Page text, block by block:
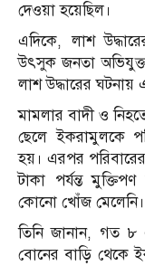
দেওয়া হয়েছিল।
এদিকে, লাশ
উৎসুক জনতা
লাশ উদ্ধারের ঘটনায়
মামলার বাদী ও
ছেলে ইকরামুলকে
হয়। এরপর
টাকা পর্যন্ত
কোনো খোঁজ মেলেনি।
তিনি জানান, গত ৮
বোনের বাড়ি থেকে